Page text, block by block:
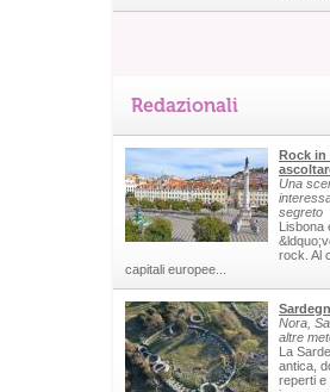
Redazionali
Rock in
Una
segreto
Lisbona
rock. Al
capitali europee...
Nora,
altre
La
antica,
reperti e